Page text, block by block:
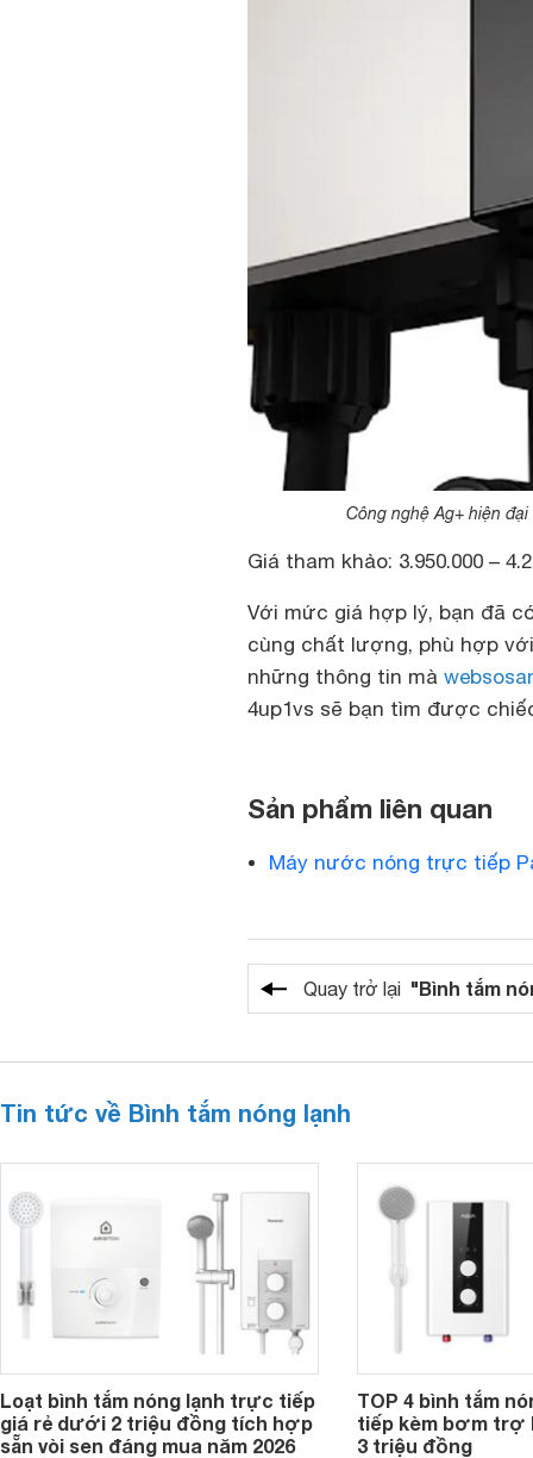
Công nghệ Ag+ hiện
Giá tham khảo: 3.950.000 –
Với mức giá hợp lý, bạn đã
cùng chất lượng, phù hợp
những thông tin mà
4up1vs sẽ bạn tìm được
Sản phẩm liên quan
Máy nước nóng trực tiếp
Quay trở lại "Bình tắm
Tin tức về Bình tắm nóng lạnh
Loạt bình tắm nóng lạnh trực tiếp
giá rẻ dưới 2 triệu đồng tích hợp
sẵn vòi sen đáng mua năm 2026
TOP 4 bình tắm
tiếp kèm bơm
3 triệu đồng